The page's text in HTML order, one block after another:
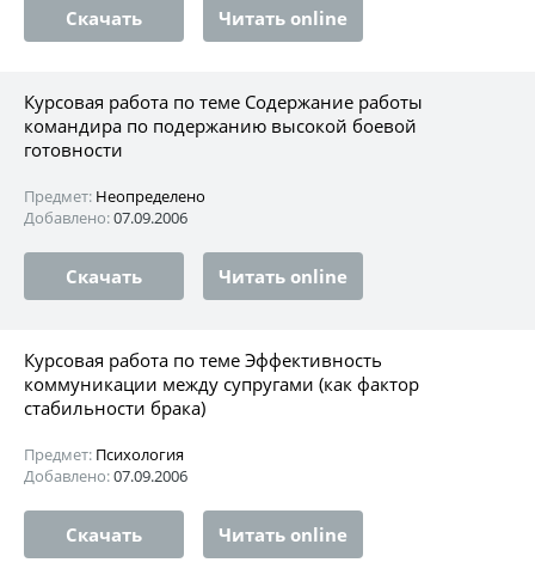
Скачать Читать online
Курсовая работа по теме Содержание работы
командира по подержанию высокой боевой
готовности
Предмет: Неопределено
Добавлено:07.09.2006
Скачать Читать online
Курсовая работа по теме Эффективность
коммуникации между супругами (как фактор
стабильности брака)
Предмет: Психология
Добавлено:07.09.2006
Скачать Читать online